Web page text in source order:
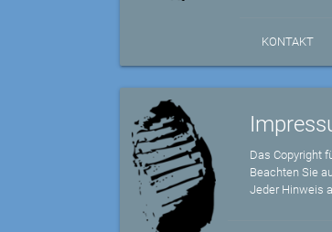
KONTAKT
Das Copyright
Beachten Sie
Jeder Hinweis